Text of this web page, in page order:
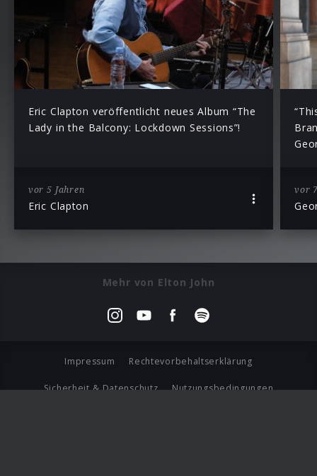
Eric Clapton veröffentlicht neues Album “The
Lady in the Balcony: Lockdown Sessions”!
vor 5 Jahren
Eric Clapton
vor
Mehr von Elton John
Impressum Rechtevorbehaltserklärung
Sicherheit & Datenschutz Nutzungsbedingungen